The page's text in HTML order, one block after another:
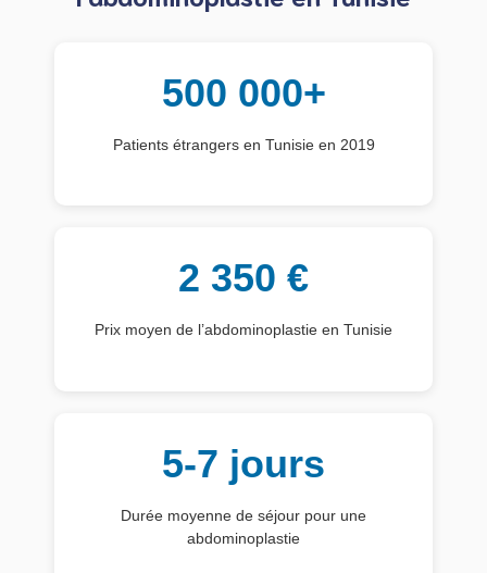
500 000+
Patients étrangers en Tunisie en 2019
2 350 €
Prix moyen de l’abdominoplastie en Tunisie
5-7 jours
Durée moyenne de séjour pour une
abdominoplastie